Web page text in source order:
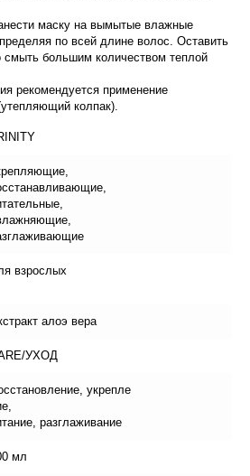
маску на вымытые влажные
по всей длине волос. Оставить
большим количеством теплой
рекомендуется применение
колпак).
взрослых
алоэ вера
УХОД
укрепле
разглаживание
мл